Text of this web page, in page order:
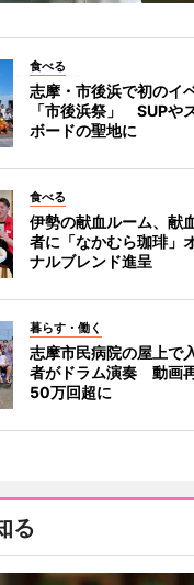
食べる
志摩・市後浜で初のイ
「市後浜祭」 SUPや
ボードの聖地に
食べる
伊勢の献血ルーム、献
者に「なかむら珈琲」
ナルブレンド進呈
暮らす・働く
志摩市民病院の屋上で
者がドラム演奏 動画
50万回超に
る